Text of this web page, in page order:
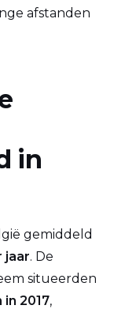
afstanden
in
gemiddeld
jaar. De
situeerden
in 2017,